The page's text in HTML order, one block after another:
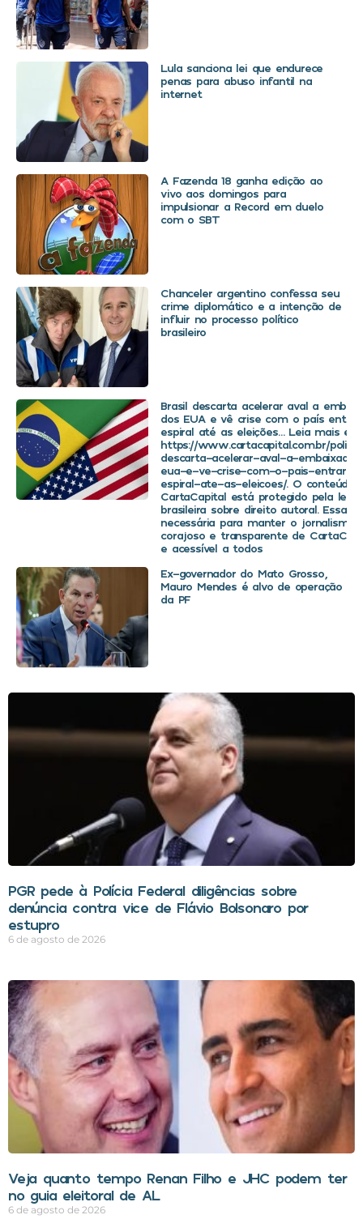
Lula sanciona lei que endurece
penas para abuso infantil na
internet
A Fazenda 18 ganha edição ao
vivo aos domingos para
impulsionar a Record em duelo
com o SBT
Chanceler argentino confessa seu
crime diplomático e a intenção de
influir no processo político
brasileiro
Brasil descarta acelerar aval a
dos EUA e vê crise com o país
espiral até as eleições… Leia mais em
https://www.cartacapital.com.br/
descarta-acelerar-aval-a-
eua-e-ve-crise-com-o-pais-entrar-
espiral-ate-as-eleicoes/. O conteúdo
CartaCapital está protegido pela
brasileira sobre direito autoral. Essa
necessária para manter o jornalismo
corajoso e transparente de
e acessível a todos
Ex-governador do Mato Grosso,
Mauro Mendes é alvo de operação
da PF
PGR pede à Polícia Federal diligências sobre
denúncia contra vice de Flávio Bolsonaro por
estupro
6 de agosto de 2026
Veja quanto tempo Renan Filho e JHC podem ter
no guia eleitoral de AL
6 de agosto de 2026